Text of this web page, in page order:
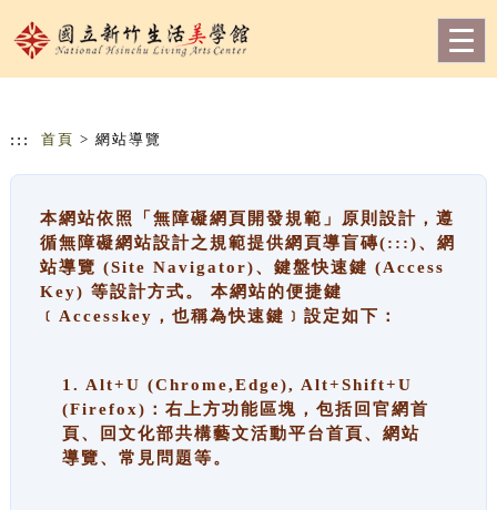
::: 首頁 > 網站導覽
本網站依照「無障礙網頁開發規範」原則設計，遵
循無障礙網站設計之規範提供網頁導盲磚(:::)、網
站導覽 (Site Navigator)、鍵盤快速鍵 (Access
Key) 等設計方式。 本網站的便捷鍵
﹝Accesskey，也稱為快速鍵﹞設定如下：
1. Alt+U (Chrome,Edge), Alt+Shift+U
(Firefox)：右上方功能區塊，包括回官網首
頁、回文化部共構藝文活動平台首頁、網站
導覽、常見問題等。